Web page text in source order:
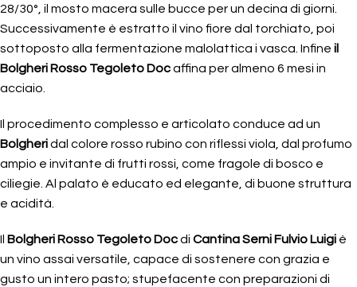
28/30°, il mosto macera sulle bucce per un decina di giorni.
Successivamente è estratto il vino fiore dal torchiato, poi
sottoposto alla fermentazione malolattica i vasca. Infine il
Bolgheri Rosso Tegoleto Docaffina per almeno 6 mesi in
acciaio.
Il procedimento complesso e articolato conduce ad un
Bolgheridal colore rosso rubino con riflessi viola, dal profumo
ampio e invitante di frutti rossi, come fragole di bosco e
ciliegie. Al palato è educato ed elegante, di buone struttura
e acidità.
Il Bolgheri Rosso Tegoleto Docdi Cantina Serni Fulvio Luigi è
un vino assai versatile, capace di sostenere con grazia e
gusto un intero pasto; stupefacente con preparazioni di